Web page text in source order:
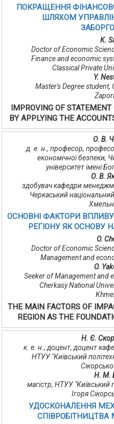
ПОКРАЩЕННЯ
ШЛЯХОМ
K.
Doctor of Economic
Finance and economic
Classical Private
Y.
Master's Degree student,
IMPROVING OF
BY APPLYING THE
О. В.
д. е. н., професор,
економічної безпеки,
університет імені
О. В.
здобувач кафедри
Черкаський
ОСНОВНІ ФАКТОРИ
РЕГІОНУ ЯК ОСНОВУ
O.
Doctor of Economic
Management and
O.
Seeker of Management and
Cherkasy National
THE MAIN FACTORS OF
REGION AS THE
Н. Є.
к. е. н., доцент, доцент
НТУУ "Київський
Н. М.
магістр, НТУУ "Київський
Ігоря
УДОСКОНАЛЕННЯ
СПІВРОБІТНИЦТВА